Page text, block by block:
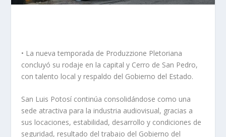
• La nueva temporada de Produzzione Pletoriana
concluyó su rodaje en la capital y Cerro de San Pedro,
con talento local y respaldo del Gobierno del Estado.
San Luis Potosí continúa consolidándose como una
sede atractiva para la industria audiovisual, gracias a
sus locaciones, estabilidad, desarrollo y condiciones de
seguridad, resultado del trabajo del Gobierno del